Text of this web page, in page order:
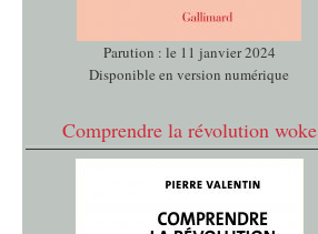
Parution : le 11 janvier 2024
Disponible en version numérique
Comprendre la révolution woke